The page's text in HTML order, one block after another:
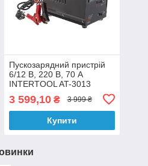
Пускозарядний пристрій
6/12 В, 220 В, 70 А
INTERTOOL AT-3013
3 599,10₴ 3 999 ₴
Купити